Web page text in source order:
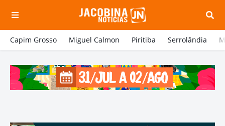
Capim Grosso Miguel Calmon Piritiba Serrolândia